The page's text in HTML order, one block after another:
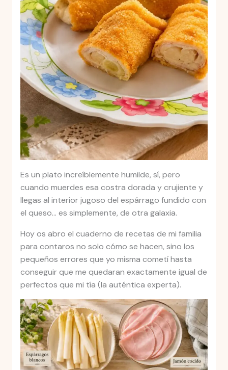
Es un plato increíblemente humilde, sí, pero
cuando muerdes esa costra dorada y crujiente y
llegas al interior jugoso del espárrago fundido con
el queso… es simplemente, de otra galaxia.
Hoy os abro el cuaderno de recetas de mi familia
para contaros no solo cómo se hacen, sino los
pequeños errores que yo misma cometí hasta
conseguir que me quedaran exactamente igual de
perfectos que mi tía (la auténtica experta).